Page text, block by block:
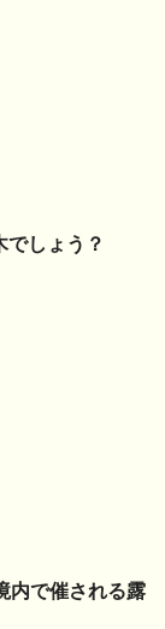
でしょう？
内で催される露